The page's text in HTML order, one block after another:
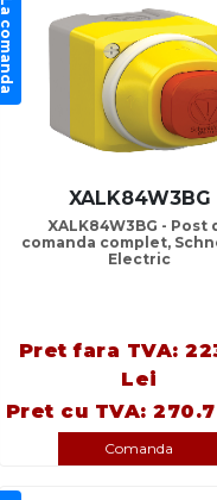
La comanda
XALK84W3BG
XALK84W3BG - Post
comanda complet,
Electric
Pret fara TVA:
Lei
Pret cu TVA:
Comanda